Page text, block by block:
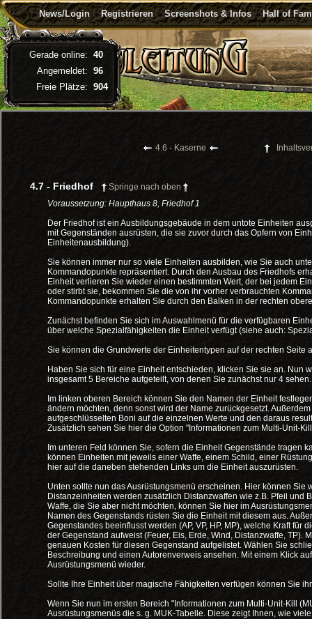
News/Login Registrieren Screenshots & Infos Hall of
4.6 - Kaserne
4.7 - Friedhof
Springe nach oben
Voraussetzung: Haupthaus 8, Friedhof 1
Der Friedhof ist ein Ausbildungsgebäude in dem untote Einheiten
mit Gegenständen ausrüsten, die sie zuvor durch das Opfern von
Einheitenausbildung).
Sie können immer nur so viele Einheiten ausbilden, wie Sie auch
Kommandopunkte repräsentiert. Durch den Ausbau des Friedhofs
Einheit verlieren Sie wieder einen bestimmten Wert, der bei jedem
oder stirbt sie, bekommen Sie die von ihr vorher verbrauchten
Kommandopunkte erhalten Sie durch den Balken in der rechten
Zunächst befinden Sie sich im Auswahlmenü für die verfügbaren
über welche Spezialfähigkeiten die Einheit verfügt (siehe auch:
Sie können die Grundwerte der Einheitentypen auf der rechten
Haben Sie sich für eine Einheit entschieden, klicken Sie sie an. Nun
insgesamt 5 Bereiche aufgeteilt, von denen Sie zunächst nur 4 sehen.
Im linken oberen Bereich können Sie den Namen der Einheit
ändern möchten, denn sonst wird der Name zurückgesetzt.
aufgeschlüsselten Boni auf die einzelnen Werte und den daraus
Zusätzlich sehen Sie hier die Option "Informationen zum Multi-Unit-
Im unteren Feld können Sie, sofern die Einheit Gegenstände tragen
können Einheiten mit jeweils einer Waffe, einem Schild, einer
hier auf die daneben stehenden Links um die Einheit auszurüsten.
Unten sollte nun das Ausrüstungsmenü erscheinen. Hier können
Distanzeinheiten werden zusätzlich Distanzwaffen wie z.B. Pfeil und
Waffe, die Sie aber nicht möchten, können Sie hier im
Namen des Gegenstands rüsten Sie die Einheit mit diesem aus.
Gegenstandes beeinflusst werden (AP, VP, HP, MP), welche Kraft
der Gegenstand aufweist (Feuer, Eis, Erde, Wind, Distanzwaffe,
genauen Kosten für diesen Gegenstand aufgelistet. Wählen Sie
Beschreibung und einen Autorenverweis ansehen. Mit einem Klick
Ausrüstungsmenü wieder.
Sollte Ihre Einheit über magische Fähigkeiten verfügen können Sie
Wenn Sie nun im ersten Bereich "Informationen zum Multi-Unit-Kill
Ausrüstungsmenüs die s. g. MUK-Tabelle. Diese zeigt Ihnen, wie
Gerade online: 40
Angemeldet: 96
Freie Plätze: 904